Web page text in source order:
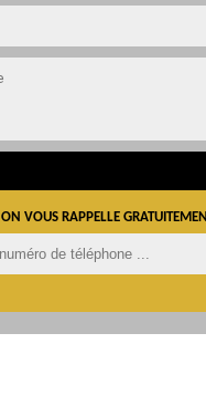
ON VOUS RAPPELLE